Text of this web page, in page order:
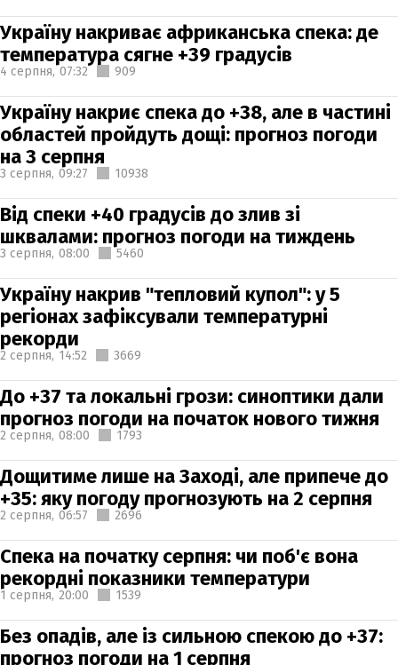
Україну накриває африканська спека: де
температура сягне +39 градусів
4 серпня, 07:32 909
Україну накриє спека до +38, але в частині
областей пройдуть дощі: прогноз погоди
на 3 серпня
3 серпня, 09:27 10938
Від спеки +40 градусів до злив зі
шквалами: прогноз погоди на тиждень
3 серпня, 08:00 5460
Україну накрив "тепловий купол": у 5
регіонах зафіксували температурні
рекорди
2 серпня, 14:52 3669
До +37 та локальні грози: синоптики дали
прогноз погоди на початок нового тижня
2 серпня, 08:00 1793
Дощитиме лише на Заході, але припече до
+35: яку погоду прогнозують на 2 серпня
2 серпня, 06:57 2696
Спека на початку серпня: чи поб'є вона
рекордні показники температури
1 серпня, 20:00 1539
Без опадів, але із сильною спекою до +37:
прогноз погоди на 1 серпня